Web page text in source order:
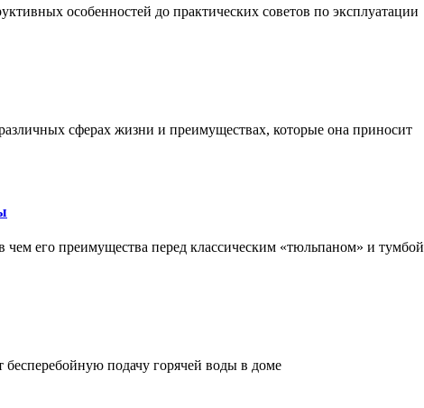
особенностей до практических советов по эксплуатации
сферах жизни и преимуществах, которые она приносит
чем его преимущества перед классическим «тюльпаном» и тумбой
подачу горячей воды в доме